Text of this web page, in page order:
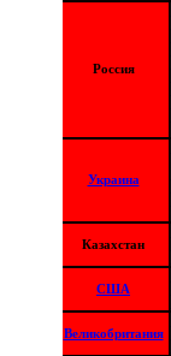
Россия
Украина
Казахстан
США
Великобритания